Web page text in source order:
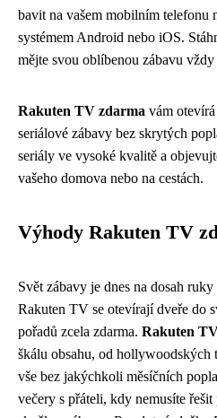
bavit na vašem mobilním telefonu
systémem Android nebo iOS.
mějte svou oblíbenou zábavu vždy
Rakuten TV zdarma vám
seriálové zábavy bez skrytých
seriály ve vysoké kvalitě a
vašeho domova nebo na cestách.
Výhody Rakuten TV
Svět zábavy je dnes na dosah
Rakuten TV se otevírají dveře do
pořadů zcela zdarma. Rakuten
škálu obsahu, od hollywoodských
vše bez jakýchkoli měsíčních
večery s přáteli, kdy nemusíte